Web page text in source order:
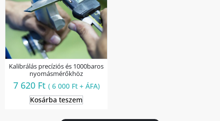
Kalibrálás precíziós és 1000baros
nyomásmérőkhöz
7 620 Ft ( 6 000 Ft+ ÁFA)
Kosárba teszem